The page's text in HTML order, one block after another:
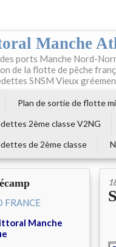
Manche
ports Manche Nord-
de la flotte de pêche
SNSM Vieux
Plan de sortie de flotte
2ème classe V2NG
de 2ème classe
Manche